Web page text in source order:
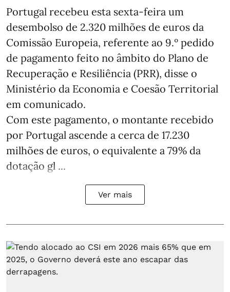
Portugal recebeu esta sexta-feira um
desembolso de 2.320 milhões de euros da
Comissão Europeia, referente ao 9.º pedido
de pagamento feito no âmbito do Plano de
Recuperação e Resiliência (PRR), disse o
Ministério da Economia e Coesão Territorial
em comunicado.
Com este pagamento, o montante recebido
por Portugal ascende a cerca de 17.230
milhões de euros, o equivalente a 79% da
dotação gl ...
Ver mais